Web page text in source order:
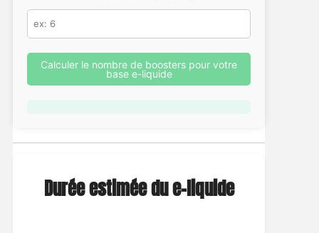
Calculer le nombre de boosters pour votre
base e-liquide
Durée estimée du e-liquide